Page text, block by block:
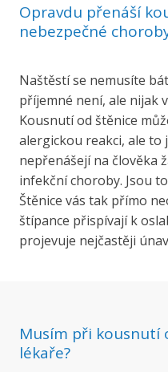
Opravdu přenáší
nebezpečné
Naštěstí se nemusíte
příjemné není, ale nijak
Kousnutí od štěnice
alergickou reakci, ale to
nepřenášejí na člověka
infekční choroby. Jsou
Štěnice vás tak přímo
štípance přispívají k
projevuje nejčastěji
Musím při kousnutí
lékaře?